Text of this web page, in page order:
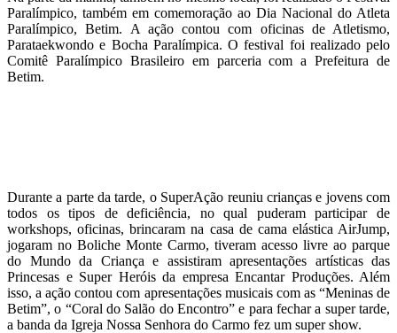
Paralímpico, também em comemoração ao Dia Nacional do Atleta
Paralímpico, Betim. A ação contou com oficinas de Atletismo,
Parataekwondo e Bocha Paralímpica. O festival foi realizado pelo
Comitê Paralímpico Brasileiro em parceria com a Prefeitura de
Betim.
Durante a parte da tarde, o SuperAção reuniu crianças e jovens com
todos os tipos de deficiência, no qual puderam participar de
workshops, oficinas, brincaram na casa de cama elástica AirJump,
jogaram no Boliche Monte Carmo, tiveram acesso livre ao parque
do Mundo da Criança e assistiram apresentações artísticas das
Princesas e Super Heróis da empresa Encantar Produções. Além
isso, a ação contou com apresentações musicais com as “Meninas de
Betim”, o “Coral do Salão do Encontro” e para fechar a super tarde,
a banda da Igreja Nossa Senhora do Carmo fez um super show.